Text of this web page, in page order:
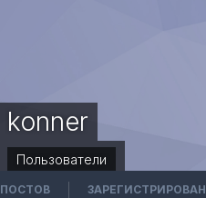
konner
Пользователи
ПОСТОВ ЗАРЕГИСТРИРОВАН